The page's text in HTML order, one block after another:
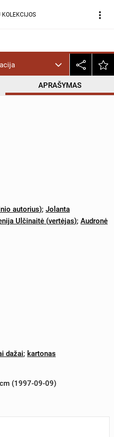
KOLEKCIJOS more_vert
APRAŠYMAS
autorius); Jolanta
Ulčinaitė (vertėjas); Audronė
dažai; kartonas
(1997-09-09)